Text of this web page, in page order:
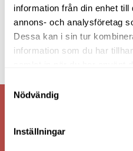
information från din enhet
annons- och analysföretag
Dessa kan i sin tur
information som du har
Samtyckesval
Nödvändig
Inställningar